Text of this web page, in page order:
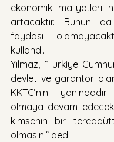
ekonomik maliyetleri
artacaktır. Bunun
faydası
kullandı.
Yılmaz, “Türkiye
devlet ve garantör
KKTC’nin
olmaya devam
kimsenin bir
olmasın.” dedi.